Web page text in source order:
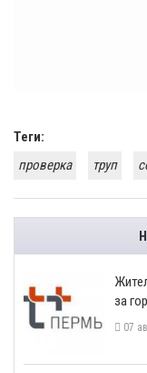
Теги:
проверка
труп
за
07